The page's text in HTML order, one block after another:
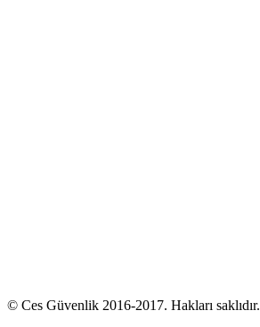
© Ces Güvenlik 2016-2017. Hakları saklıdır.